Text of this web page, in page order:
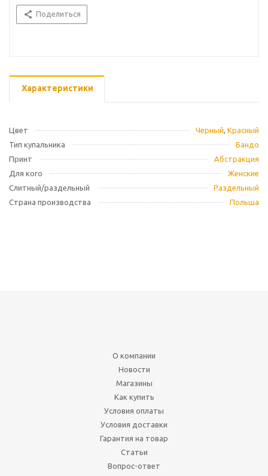
Поделиться
Характеристики
Цвет Черный, Красный
Тип купальника
Бандо
Принт
Абстракция
Для кого
Женские
Слитный/раздельный
Раздельный
Страна производства
Польша
О компании
Новости
Магазины
Как купить
Условия оплаты
Условия доставки
Гарантия на товар
Статьи
Вопрос-ответ